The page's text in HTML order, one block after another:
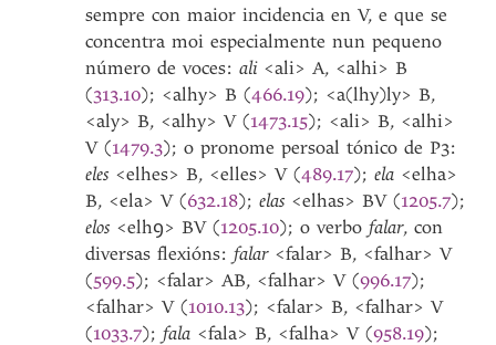
sempre con maior incidencia en V, e que se
concentra moi especialmente nun pequeno
número de voces:ali <ali> A, <alhi> B
(313.10); <alhy> B (466.19); <a(lhy)ly> B,
<aly> B, <alhy> V (1473.15); <ali> B, <alhi>
V (1479.3); o pronome persoal tónico de P3:
eles <elhes> B, <elles> V (489.17);ela <elha>
B, <ela> V (632.18);elas <elhas> BV (1205.7);
elos <elhꝯ> BV (1205.10); o verbofalar, con
diversas flexións:falar <falar> B, <falhar> V
(599.5); <falar> AB, <falhar> V (996.17);
<falhar> V (1010.13); <falar> B, <falhar> V
(1033.7);fala <fala> B, <falha> V (958.19);